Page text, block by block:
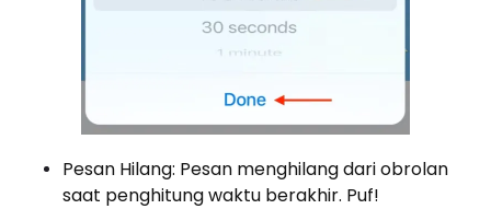
Pesan Hilang: Pesan menghilang dari obrolan
saat penghitung waktu berakhir. Puf!